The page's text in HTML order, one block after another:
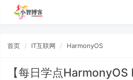
首页 IT互联网 HarmonyOS
【每日学点HarmonyOS